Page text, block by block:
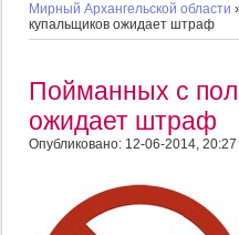
Мирный Архангельской области
купальщиков ожидает штраф
Пойманных с
ожидает штраф
Опубликовано: 12-06-2014, 20:27